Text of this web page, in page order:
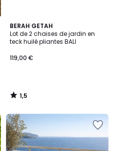
BERAH GETAH
Lot de 2 chaises de jardin en
teck huilé pliantes BALI
119,00 €
1,5
/
5
1,5
/